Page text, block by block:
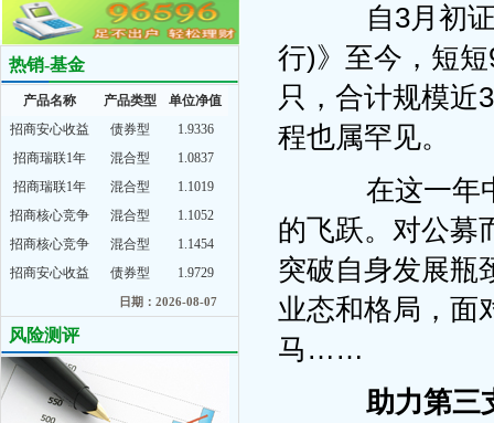
热销-基金
产品名称 产品类型
单位净值
招商安心收益
债券型
1.9336
招商瑞联1年
混合型
1.0837
招商瑞联1年
混合型
1.1019
招商核心竞争
混合型
1.1052
招商核心竞争
混合型
1.1454
招商安心收益
债券型 1.9729
日期：2026-08-07
风险测评
自3月初证
行)》至今，短
只，合计规模近
程也属罕见。
在这一年中
的飞跃。对公募
突破自身发展瓶
业态和格局，面
马……
助力第三